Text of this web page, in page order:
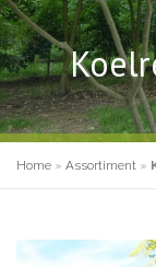
Home » Assortiment »